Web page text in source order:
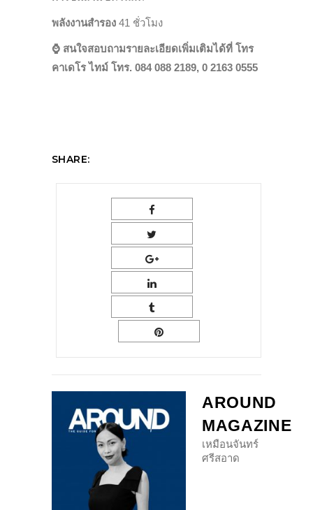
พลังงานสำรอง 41 ชั่วโมง
⌚️ สนใจสอบถามรายละเอียดเพิ่มเติมได้ที่ โทร
คาเดโร ไทม์ โทร. 084 088 2189, 0 2163 0555
SHARE:
AROUND
MAGAZINE
เหมือนจันทร์
ศรีสอาด